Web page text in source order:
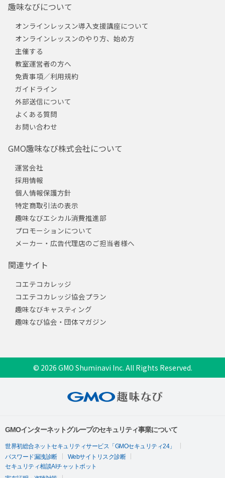
趣味なびについて
オンラインレッスン導入支援講座について
オンラインレッスンのやり方、始め方
主催する
教室運営者の方へ
免責事項／利用規約
ガイドライン
外部送信について
よくある質問
お問い合わせ
GMO趣味なび株式会社について
運営会社
採用情報
個人情報保護方針
特定商取引法の表示
趣味なびエシカル消費推進部
プロモーションについて
メーカー・広告代理店のご担当者様へ
関連サイト
コエテコカレッジ
コエテコカレッジ協会プラン
趣味なびキャスティング
趣味なび協会・団体マガジン
© 2026 GMO Shuminavi Inc. All Rights Reserved.